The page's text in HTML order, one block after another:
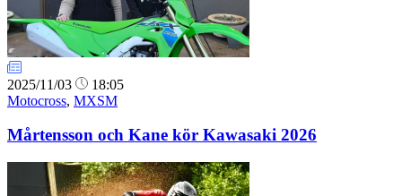
2025/11/03
18:05
Motocross, MXSM
Mårtensson och Kane kör Kawasaki 2026